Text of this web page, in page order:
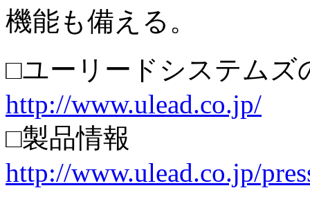
機能も備える。
□ユーリードシステムズ
http://www.ulead.co.jp/
□製品情報
http://www.ulead.co.jp/